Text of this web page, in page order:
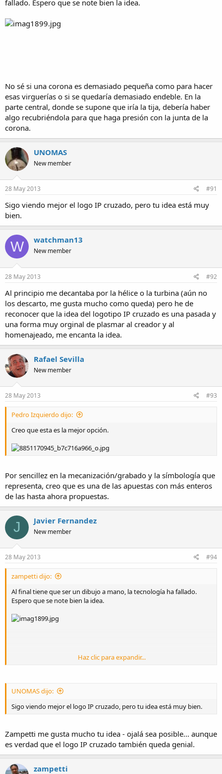
fallado. Espero que se note bien la idea.
No sé si una corona es demasiado pequeña como para hacer
esas virguerías o si se quedaría demasiado endeble. En la
parte central, donde se supone que iría la tija, debería haber
algo recubriéndola para que haga presión con la junta de la
corona.
UNOMAS
New member
28 May 2013 #91
Sigo viendo mejor el logo IP cruzado, pero tu idea está muy
bien.
W watchman13
New member
28 May 2013 #92
Al principio me decantaba por la hélice o la turbina (aún no
los descarto, me gusta mucho como queda) pero he de
reconocer que la idea del logotipo IP cruzado es una pasada y
una forma muy orginal de plasmar al creador y al
homenajeado, me encanta la idea.
Rafael Sevilla
New member
28 May 2013 #93
Pedro Izquierdo dijo:
Creo que esta es la mejor opción.
Por sencillez en la mecanización/grabado y la símbología que
representa, creo que es una de las apuestas con más enteros
de las hasta ahora propuestas.
J Javier Fernandez
New member
28 May 2013 #94
zampetti dijo:
Al final tiene que ser un dibujo a mano, la tecnología ha fallado.
Espero que se note bien la idea.
donde se supone que iría la tija, debería haber algo recubriéndola
Haz clic para expandir...
UNOMAS dijo:
Sigo viendo mejor el logo IP cruzado, pero tu idea está muy bien.
Zampetti me gusta mucho tu idea - ojalá sea posible... aunque
es verdad que el logo IP cruzado también queda genial.
zampetti